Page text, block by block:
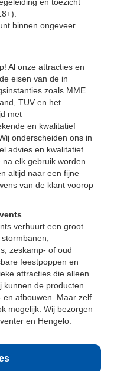
binnen ongeveer
Al onze attracties en
eisen van de in
zoals MME
TUV en het
met
en kwalitatief
onderscheiden ons in
advies en kwalitatief
elk gebruik worden
altijd naar een fijne
van de klant voorop
verhuurt een groot
zeskamp- of oud
feestpoppen en
attracties die alleen
kunnen de producten
en afbouwen. Maar zelf
mogelijk. Wij bezorgen
en Hengelo.